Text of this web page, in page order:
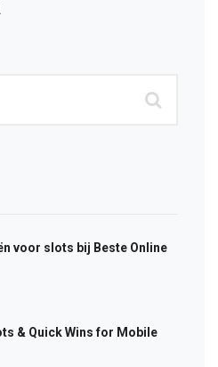
voor slots bij Beste Online
& Quick Wins for Mobile